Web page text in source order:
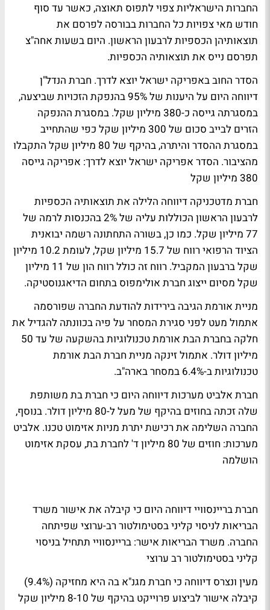
החברות הישראליות צפוי לתפוס תאוצה, כאשר עד סוף
חודש מאי צפויות כל החברות בבורסה לפרסם את
תוצאותיהן הכספיות לרבעון הראשון. היום בשעות אחה"צ
תפרסם נייס את תוצאותיה הכספיות.
הסדר החוב באפריקה ישראל יוצא לדרך. חברת הנדל"ן
דיווחה היום על היענות של 95% בהנפקת הזכויות שביצעה,
במסגרתה גייסה כ-380 מיליון שקל. במסגרת ההנפקה
הזרים לבייב סכום של 300 מיליון שקל כפי שהתחייב
במסגרת ההסדר והיתרה, בהיקף של 80 מיליון שקל התקבלו
מהציבור. הסדר אפריקה ישראל יוצא לדרך: אפריקה גייסה
380 מיליון שקל
חברת מדטכניקה דיווחה הלילה את תוצאותיה הכספיות
לרבעון הראשון הכוללות עליה של 2% בהכנסות לרמה של
77 מיליון שקל. כמו כן, בשורה התחתונה רשמה יבואנית
הציוד הרפואי רווח של 15.7 מיליון שקל, לעומת 10.2 מיליון
שקל ברבעון המקביל. רווח זה כולל רווח הון של 11 מיליון
שקל מסיום ייצוג חברת אולימפוס בתחום הדיאגנוסטיקה.
מניית אורמת הגיבה בירידות להודעת החברה שפורסמה
אתמול מעט לפני סגירת המסחר על פיה בכוונתה להגדיל את
חלקה בחברת הבת אורמת טכנולוגיות בהשקעה של עד 50
מיליון דולר. אתמול זינקה מניית חברת הבת אורמת
טכנולוגיות ב-6.4% במסחר בארה"ב.
חברת אלביט מערכות דיווחה היום כי חברת בת משותפת
שלה זכתה בחוזים בהיקף של מעל ל-80 מיליון דולר. בנוסף,
החברה השלימה את רכישת יתרת מניות אזימוט טכנו. אלביט
מערכות: חוזים של 80 מיליון ד' לחברת בת, עסקת אזימוט
הושלמה
חברת בריינסוויי דיווחה היום כי קיבלה את אישור משרד
הבריאות לניסוי קליני בסטימולטור רב-ערוצי שפיתחה
החברה. משרד הבריאות אישר: בריינסוויי תתחיל בניסוי
קליני בסטימולטור רב ערוצי
מעין ונצרס דיווחה כי חברת מגנ"א בה היא מחזיקה (9.4%)
קיבלה אישור לביצוע פרוייקט בהיקף של 8-10 מיליון שקל